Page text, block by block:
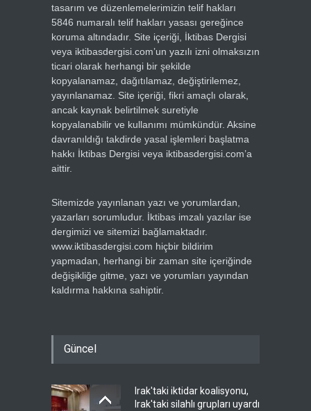
tasarım ve düzenlemelerimizin telif hakları
5846 numaralı telif hakları yasası gereğince
koruma altındadır. Site içeriği, İktibas Dergisi
veya iktibasdergisi.com’un yazılı izni olmaksızın
ticari olarak herhangi bir şekilde
kopyalanamaz, dağıtılamaz, değiştirilemez,
yayınlanamaz. Site içeriği, fikri amaçlı olarak,
ancak kaynak belirtilmek suretiyle
kopyalanabilir ve kullanımı mümkündür. Aksine
davranıldığı takdirde yasal işlemleri başlatma
hakkı İktibas Dergisi veya iktibasdergisi.com’a
aittir.
Sitemizde yayınlanan yazı ve yorumlardan,
yazarları sorumludur. İktibas imzalı yazılar ise
dergimizi ve sitemizi bağlamaktadır.
www.iktibasdergisi.com hiçbir bildirim
yapmadan, herhangi bir zaman site içeriğinde
değişikliğe gitme, yazı ve yorumları yayından
kaldırma hakkına sahiptir.
Güncel
Irak'taki iktidar koalisyonu,
Irak'taki silahlı grupları uyardı